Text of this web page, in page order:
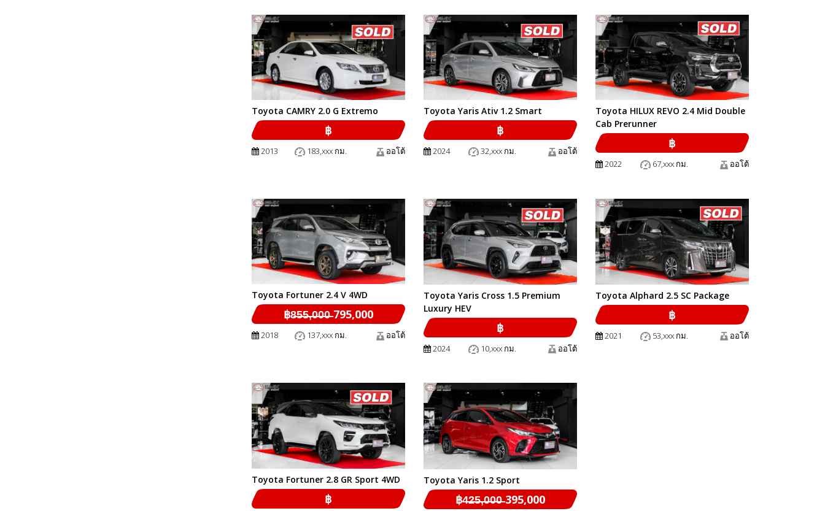
Toyota CAMRY 2.0 G Extremo
฿
2013 183,xxx กม. ออโต้
Toyota Yaris Ativ 1.2 Smart
฿
2024 32,xxx กม. ออโต้
Toyota HILUX REVO 2.4 Mid Double
Cab Prerunner
฿
2022 67,xxx กม. ออโต้
Toyota Fortuner 2.4 V 4WD
฿8̶5̶5̶,̶0̶0̶0̶ 795,000
2018 137,xxx กม. ออโต้
Toyota Yaris Cross 1.5 Premium
Luxury HEV
฿
2024 10,xxx กม. ออโต้
Toyota Alphard 2.5 SC Package
฿
2021 53,xxx กม. ออโต้
Toyota Fortuner 2.8 GR Sport 4WD
฿
Toyota Yaris 1.2 Sport
฿4̶2̶5̶,̶0̶0̶0̶ 395,000